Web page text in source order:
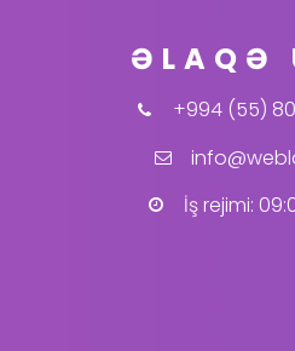
ƏLAQƏ
+994 (55)
İş rejimi: